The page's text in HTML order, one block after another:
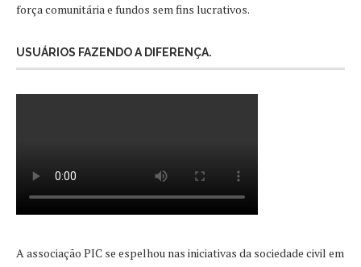
força comunitária e fundos sem fins lucrativos.
USUÁRIOS FAZENDO A DIFERENÇA.
A associação PIC se espelhou nas iniciativas da sociedade civil em